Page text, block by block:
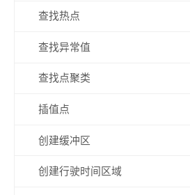
查找热点
查找异常值
查找点聚类
插值点
创建缓冲区
创建行驶时间区域